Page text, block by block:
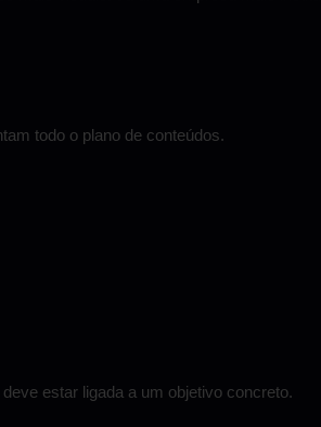
todo o plano de conteúdos.
estar ligada a um objetivo concreto.